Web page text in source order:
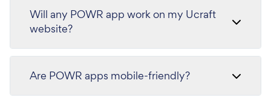
Will any POWR app work on my Ucraft
website?
Are POWR apps mobile-friendly?